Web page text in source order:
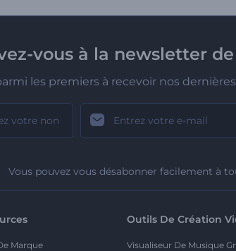
vous à la newsletter
les premiers à recevoir nos
Vous pouvez vous désabonner facilement à
Marque
Outils De Création
Visualiseur De Musique